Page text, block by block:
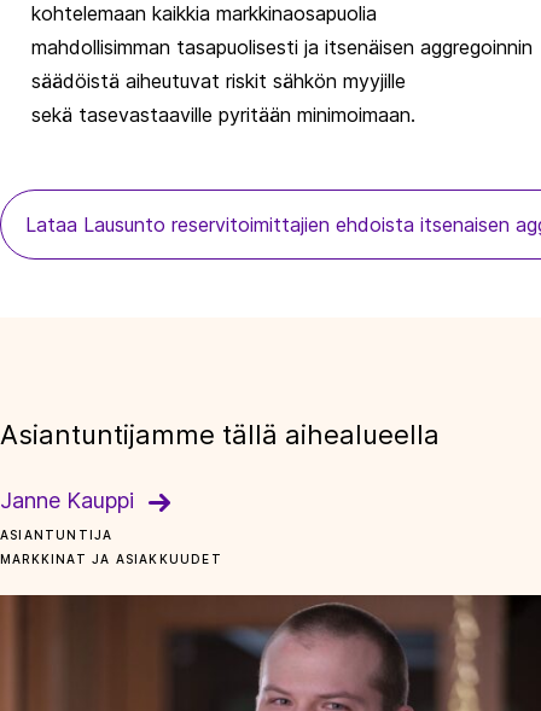
kohtelemaan kaikkia markkinaosapuolia
mahdollisimman tasapuolisesti ja itsenäisen aggregoinnin
säädöistä aiheutuvat riskit sähkön myyjille
sekä tasevastaaville pyritään minimoimaan.
Lataa Lausunto reservitoimittajien ehdoista itsenaisen
Asiantuntijamme tällä aihealueella
Janne Kauppi
ASIANTUNTIJA
MARKKINAT JA ASIAKKUUDET